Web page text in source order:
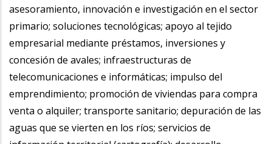
asesoramiento, innovación e investigación en el sector
primario; soluciones tecnológicas; apoyo al tejido
empresarial mediante préstamos, inversiones y
concesión de avales; infraestructuras de
telecomunicaciones e informáticas; impulso del
emprendimiento; promoción de viviendas para compra
venta o alquiler; transporte sanitario; depuración de las
aguas que se vierten en los ríos; servicios de